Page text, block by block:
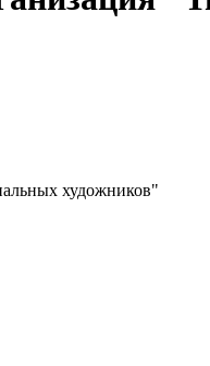
художников"